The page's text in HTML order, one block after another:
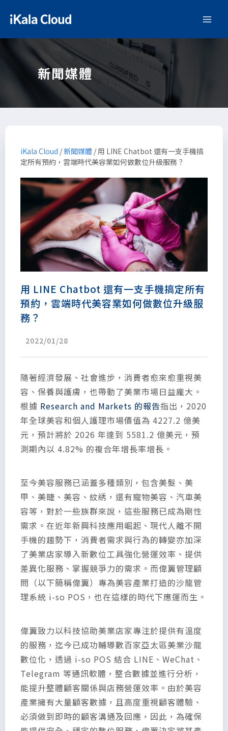
新聞媒體
iKala Cloud /新聞媒體 /用 LINE Chatbot 還有一支手機搞
定所有預約，雲端時代美容業如何做數位升級服務？
用 LINE Chatbot 還有一支手機搞定所有
預約，雲端時代美容業如何做數位升級服
務？
2022/01/28
隨著經濟發展、社會進步，消費者愈來愈重視美
容、保養與護膚，也帶動了美業市場日益龐大。
根據 Research and Markets 的報告指出，2020
年全球美容和個人護理市場價值為 4227.2 億美
元，預計將於 2026 年達到 5581.2 億美元，預
測期內以 4.82% 的複合年增長率增長。
至今美容服務已涵蓋多種類別，包含美髮、美
甲、美睫、美容、紋綉，還有寵物美容、汽車美
容等，對於一些族群來說，這些服務已成為剛性
需求。在近年新興科技應用崛起、現代人離不開
手機的趨勢下，消費者需求與行為的轉變亦加深
了美業店家導入新數位工具強化營運效率、提供
差異化服務、掌握競爭力的需求。而偉翼管理顧
問（以下簡稱偉翼）專為美容產業打造的沙龍管
理系統 i-so POS，也在這樣的時代下應運而生。
偉翼致力以科技協助美業店家專注於提供有溫度
的服務，迄今已成功輔導數百家亞太區美業沙龍
數位化，透過 i-so POS 結合 LINE、WeChat、
Telegram 等通訊軟體，整合數據並進行分析，
能提升整體顧客關係與店務營運效率。由於美容
產業擁有大量顧客數據，且高度重視顧客體驗、
必須做到即時的顧客溝通及回應，因此，為確保